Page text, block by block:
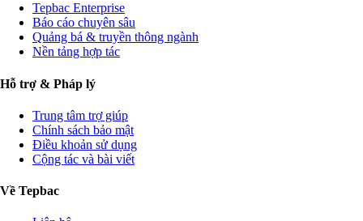
Tepbac Enterprise
Báo cáo chuyên sâu
Quảng bá & truyền thông ngành
Nền tảng hợp tác
Hỗ trợ & Pháp lý
Trung tâm trợ giúp
Chính sách bảo mật
Điều khoản sử dụng
Cộng tác và bài viết
Về Tepbac